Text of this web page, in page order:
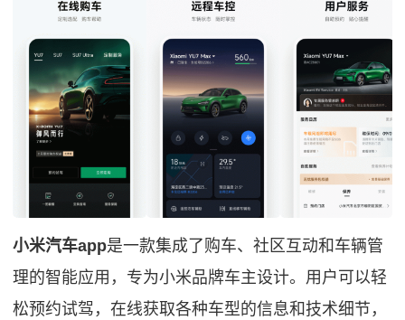
小米汽车app是一款集成了购车、社区互动和车辆管
理的智能应用，专为小米品牌车主设计。用户可以轻
松预约试驾，在线获取各种车型的信息和技术细节，